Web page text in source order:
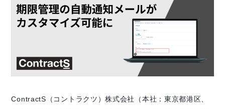
ContractS（コントラクツ）株式会社（本社：東京都港区、